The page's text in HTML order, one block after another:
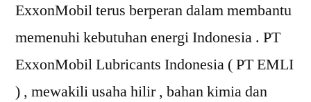
ExxonMobil terus berperan dalam membantu
memenuhi kebutuhan energi Indonesia . PT
ExxonMobil Lubricants Indonesia ( PT EMLI
) , mewakili usaha hilir , bahan kimia dan